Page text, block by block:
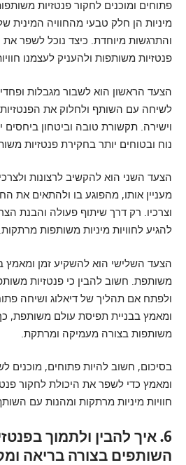
פתוחים ומוכנים לחקור פנטזיות
מיניות הן חלק טבעי מהחוויה המינית
והתרגשות מיוחדת. כיצד נוכל לשפר את
פנטזיות משותפות ולהעניק לעצמנו
הצעד הראשון הוא לשבור מגבלות
לשיחה עם השותף ולחלוק את הפנטזיות
וישירה. תקשורת טובה וביטחון ביחסים
נוח ובטוחים יותר בחקירת פנטזיות
הצעד השני הוא להקשיב לרצונות
מעניין אותו, מהפוגע בו ולהתאים את
וצרכיו. רק דרך שיתוף פעולה והבנת
להגיע לחוויות מיניות משותפות מרתקות.
הצעד השלישי הוא להשקיע זמן ומאמץ
משותפת. חשוב להבין כי פנטזיות
ולפתח אם תהליך של דיאלוג ושיחה
ומאמץ בבניית תפיסת עולם משותפת, כך
משותפות בצורה מעמיקה ומרתקת.
בסיכום, חשוב להיות פתוחים, מוכנים
ומאמץ כדי לשפר את היכולת לחקור
חוויות מיניות מרתקות ומהנות עם
6. איך להבין ולתמוך
השותפים בצורה בריאה